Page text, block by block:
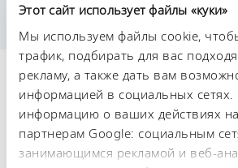
Этот сайт использует файлы «куки»
Мы используем файлы cookie,
трафик, подбирать для вас
рекламу, а также дать вам
информацией в социальных
информацию о ваших действиях
партнерам Google: социальным
занимающимся рекламой и веб-
Технические
характеристики
DIN 12876)